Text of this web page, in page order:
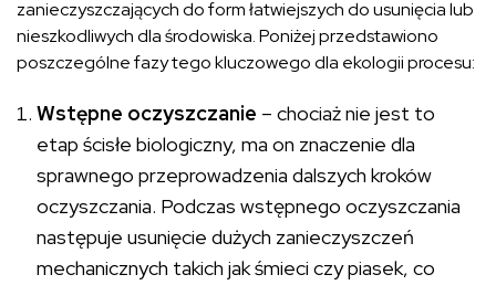
zanieczyszczających do form łatwiejszych do usunięcia lub
nieszkodliwych dla środowiska. Poniżej przedstawiono
poszczególne fazy tego kluczowego dla ekologii procesu:
Wstępne oczyszczanie – chociaż nie jest to
etap ścisłe biologiczny, ma on znaczenie dla
sprawnego przeprowadzenia dalszych kroków
oczyszczania. Podczas wstępnego oczyszczania
następuje usunięcie dużych zanieczyszczeń
mechanicznych takich jak śmieci czy piasek, co